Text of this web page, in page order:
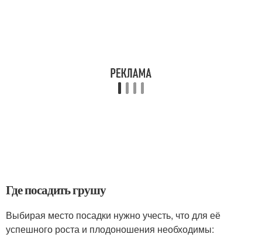
Где посадить грушу
Выбирая место посадки нужно учесть, что для её
успешного роста и плодоношения необходимы: